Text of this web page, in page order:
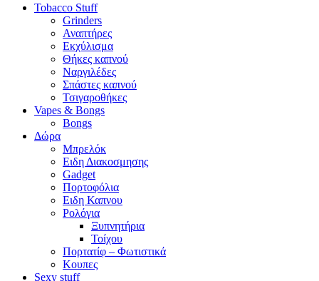
Tobacco Stuff
Grinders
Αναπτήρες
Εκχύλισμα
Θήκες καπνού
Ναργιλέδες
Σπάστες καπνού
Τσιγαροθήκες
Vapes & Bongs
Bongs
Δώρα
Μπρελόκ
Eιδη Διακοσμησης
Gadget
Πορτοφόλια
Ειδη Καπνου
Ρολόγια
Ξυπνητήρια
Τοίχου
Πορτατίφ – Φωτιστικά
Κουπες
Sexy stuff